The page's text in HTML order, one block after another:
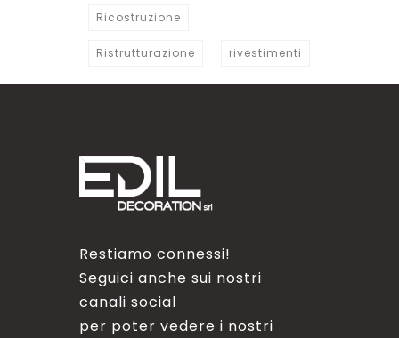
Ricostruzione
Ristrutturazione rivestimenti
Restiamo connessi!
Seguici anche sui nostri
canali social
per poter vedere i nostri